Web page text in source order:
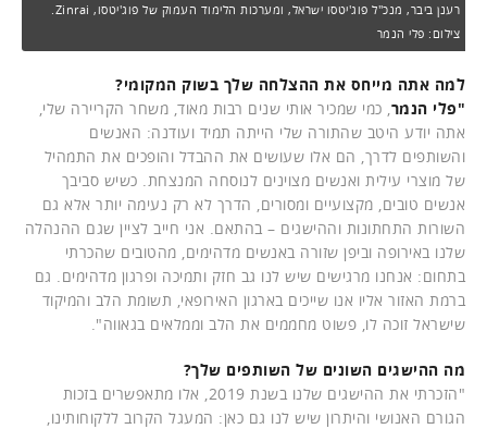
צילום: פלי הנמר
למה אתה מייחס את ההצלחה שלך בשוק המקומי?
"פלי הנמר , כמי שמכיר אותי שנים רבות מאוד, משחר הקריירה שלי,
אתה יודע היטב שהתורה שלי הייתה תמיד ועודנה: האנשים
והשותפים לדרך, הם אלו שעושים את ההבדל והופכים את התמהיל
של מוצרי עילית ואנשים מצוינים לנוסחה המנצחת. כשיש סביבך
אנשים טובים, מקצועיים ומסורים, הדרך לא רק נעימה יותר אלא גם
השורות התחתונות וההישגים – בהתאם. אני חייב לציין שגם ההנהלה
שלנו באירופה וביפן שזורה באנשים מדהימים, מהטובים שהכרתי
בתחום: אנחנו מרגישים שיש לנו גב חזק ותמיכה ופרגון מדהימים. גם
ברמת האזור אליו אנו שייכים בארגון האירופאי, תשומת הלב והמיקוד
שישראל זוכה לו, פשוט מחממים את הלב וממלאים בגאווה".
מה ההישגים השונים של השותפים שלך?
"הזכרתי את ההישגים שלנו בשנת 2019, אלו מתאפשרים בזכות
הגורם האנושי והיתרון שיש לנו גם כאן: המעגל הקרוב ללקוחותינו,